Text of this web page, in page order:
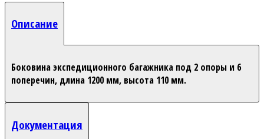
Описание
Боковина экспедиционного багажника под 2 опоры и 6
поперечин, длина 1200 мм, высота 110 мм.
Документация